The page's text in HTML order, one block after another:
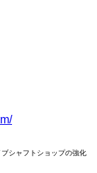
シャフトショップの強化